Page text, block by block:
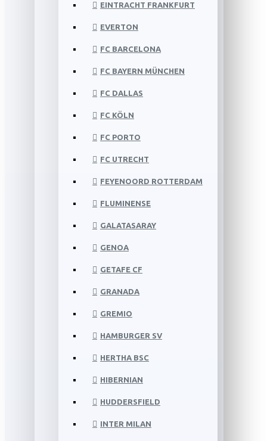
EINTRACHT FRANKFURT
EVERTON
FC BARCELONA
FC BAYERN MÜNCHEN
FC DALLAS
FC KÖLN
FC PORTO
FC UTRECHT
FEYENOORD ROTTERDAM
FLUMINENSE
GALATASARAY
GENOA
GETAFE CF
GRANADA
GREMIO
HAMBURGER SV
HERTHA BSC
HIBERNIAN
HUDDERSFIELD
INTER MILAN